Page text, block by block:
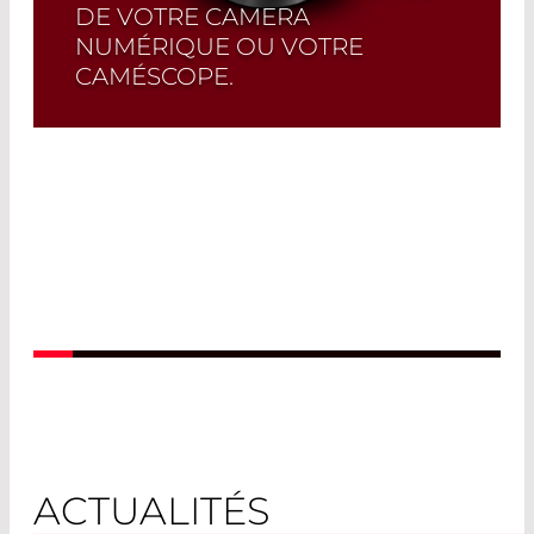
DE VOTRE CAMERA
NUMÉRIQUE OU VOTRE
CAMÉSCOPE.
ACTUALITÉS